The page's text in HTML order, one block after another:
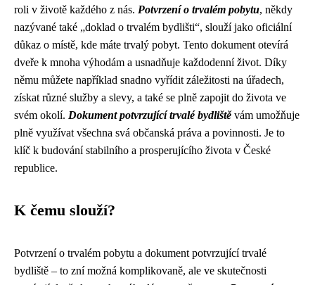
roli v životě každého z nás. Potvrzení o trvalém pobytu, někdy
nazývané také „doklad o trvalém bydlišti“, slouží jako oficiální
důkaz o místě, kde máte trvalý pobyt. Tento dokument otevírá
dveře k mnoha výhodám a usnadňuje každodenní život. Díky
němu můžete například snadno vyřídit záležitosti na úřadech,
získat různé služby a slevy, a také se plně zapojit do života ve
svém okolí. Dokument potvrzující trvalé bydlištěvám umožňuje
plně využívat všechna svá občanská práva a povinnosti. Je to
klíč k budování stabilního a prosperujícího života v České
republice.
K čemu slouží?
Potvrzení o trvalém pobytu a dokument potvrzující trvalé
bydliště – to zní možná komplikovaně, ale ve skutečnosti